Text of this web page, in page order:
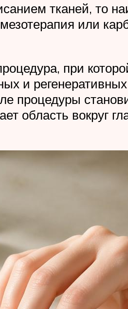
тканей, то
или
при
и
процедуры
область вокруг